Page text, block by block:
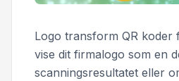
Logo transform QR koder
vise dit firmalogo som en
scanningsresultatet eller